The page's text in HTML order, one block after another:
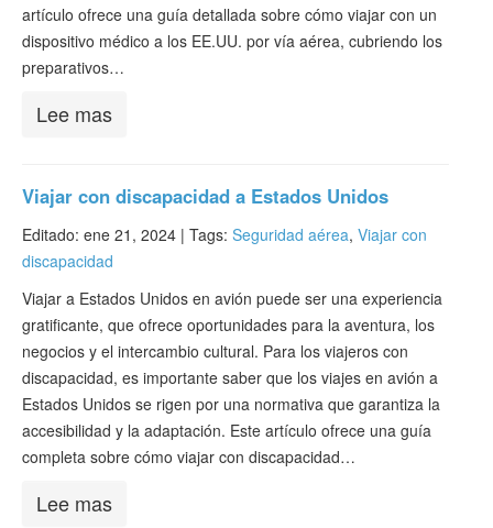
artículo ofrece una guía detallada sobre cómo viajar con un
dispositivo médico a los EE.UU. por vía aérea, cubriendo los
preparativos…
Lee mas
Viajar con discapacidad a Estados Unidos
Editado: ene 21, 2024 | Tags: Seguridad aérea, Viajar con
discapacidad
Viajar a Estados Unidos en avión puede ser una experiencia
gratificante, que ofrece oportunidades para la aventura, los
negocios y el intercambio cultural. Para los viajeros con
discapacidad, es importante saber que los viajes en avión a
Estados Unidos se rigen por una normativa que garantiza la
accesibilidad y la adaptación. Este artículo ofrece una guía
completa sobre cómo viajar con discapacidad…
Lee mas